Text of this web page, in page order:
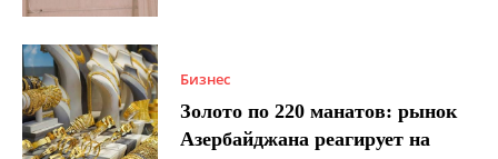
Бизнес
Золото по 220 манатов: рынок
Азербайджана реагирует на